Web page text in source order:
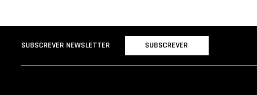
SUBSCREVER NEWSLETTER SUBSCREVER